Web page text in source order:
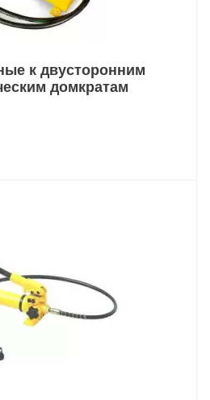
к двусторонним
домкратам